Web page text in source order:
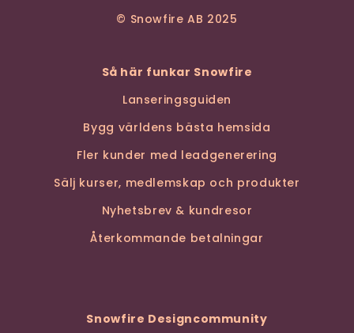
© Snowfire AB 2025
Så här funkar Snowfire
Lanseringsguiden
Bygg världens bästa hemsida
Fler kunder med leadgenerering
Sälj kurser, medlemskap och produkter
Nyhetsbrev & kundresor
Återkommande betalningar
Snowfire Designcommunity